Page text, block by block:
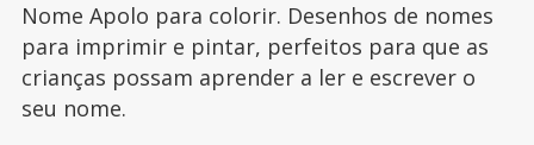
Nome Apolo para colorir. Desenhos de nomes
para imprimir e pintar, perfeitos para que as
crianças possam aprender a ler e escrever o
seu nome.